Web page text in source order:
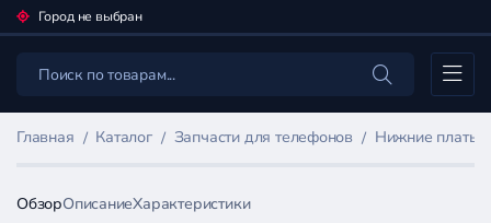
Город не выбран
Каталог
Главная Каталог Запчасти для телефонов Нижние платы
ОбзорОписаниеХарактеристики